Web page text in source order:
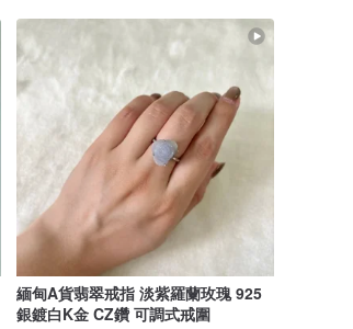
緬甸A貨翡翠戒指 淡紫羅蘭玫瑰 925
銀鍍白K金 CZ鑽 可調式戒圍